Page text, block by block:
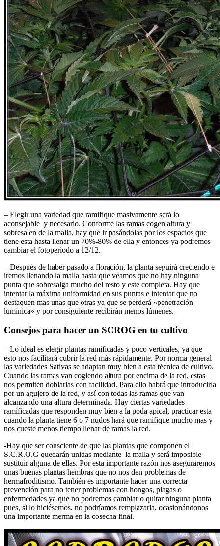
– Elegir una variedad que ramifique masivamente será lo
aconsejable y necesario. Conforme las ramas cogen altura y
sobresalen de la malla, hay que ir pasándolas por los espacios que
tiene esta hasta llenar un 70%-80% de ella y entonces ya podremos
cambiar el fotoperiodo a 12/12.
– Después de haber pasado a floración, la planta seguirá creciendo e
iremos llenando la malla hasta que veamos que no hay ninguna
punta que sobresalga mucho del resto y este completa. Hay que
intentar la máxima uniformidad en sus puntas e intentar que no
destaquen mas unas que otras ya que se perderá «penetración
lumínica» y por consiguiente recibirán menos lúmenes.
Consejos para hacer un SCROG en tu cultivo
– Lo ideal es elegir plantas ramificadas y poco verticales, ya que
esto nos facilitará cubrir la red más rápidamente. Por norma general
las variedades Sativas se adaptan muy bien a esta técnica de cultivo.
Cuando las ramas van cogiendo altura por encima de la red, estas
nos permiten doblarlas con facilidad. Para ello habrá que introducirla
por un agujero de la red, y así con todas las ramas que van
alcanzando una altura determinada. Hay ciertas variedades
ramificadas que responden muy bien a la poda apical, practicar esta
cuando la planta tiene 6 o 7 nudos hará que ramifique mucho mas y
nos cueste menos tiempo llenar de ramas la red.
-Hay que ser consciente de que las plantas que componen el
S.C.R.O.G quedarán unidas mediante la malla y será imposible
sustituir alguna de ellas. Por esta importante razón nos aseguraremos
unas buenas plantas hembras que no nos den problemas de
hermafroditismo. También es importante hacer una correcta
prevención para no tener problemas con hongos, plagas o
enfermedades ya que no podremos cambiar o quitar ninguna planta
pues, si lo hiciésemos, no podríamos remplazarla, ocasionándonos
una importante merma en la cosecha final.